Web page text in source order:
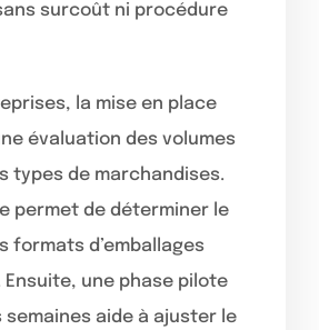
surcoût ni procédure
la mise en place
évaluation des volumes
types de marchandises.
permet de déterminer le
formats d’emballages
une phase pilote
semaines aide à ajuster le